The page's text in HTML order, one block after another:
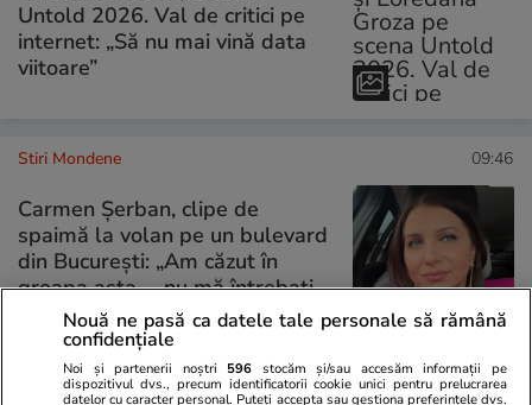
Untold 2026. Val de critici pe
internet: „Să nu mai vină data
viitoare”
Stiri Mondene 09:46
Carmen Șerban, clipe de
spaimă la volan pe un bulevard
din București: „Am căzut în
groapa asta … nu mă întrebați
cum am ieșit”
Nouă ne pasă ca datele tale personale să rămână
confidențiale
Noi și partenerii noștri 596 stocăm și/sau accesăm informații pe
dispozitivul dvs., precum identificatorii cookie unici pentru prelucrarea
datelor cu caracter personal. Puteți accepta sau gestiona preferințele dvs.